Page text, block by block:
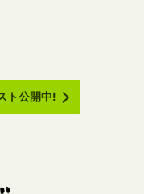
ト公開中!